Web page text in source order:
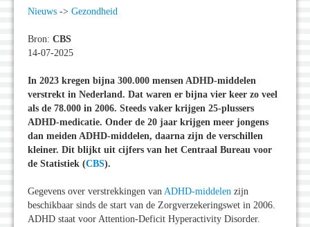
Nieuws -> Gezondheid
Bron: CBS
14-07-2025
In 2023 kregen bijna 300.000 mensen ADHD-middelen
verstrekt in Nederland. Dat waren er bijna vier keer zo veel
als de 78.000 in 2006. Steeds vaker krijgen 25-plussers
ADHD-medicatie. Onder de 20 jaar krijgen meer jongens
dan meiden ADHD-middelen, daarna zijn de verschillen
kleiner. Dit blijkt uit cijfers van het Centraal Bureau voor
de Statistiek (CBS).
Gegevens over verstrekkingen van ADHD-middelen zijn
beschikbaar sinds de start van de Zorgverzekeringswet in 2006.
ADHD staat voor Attention-Deficit Hyperactivity Disorder.